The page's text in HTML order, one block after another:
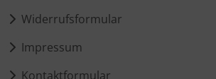
Widerrufsformular
Impressum
Kontaktformular